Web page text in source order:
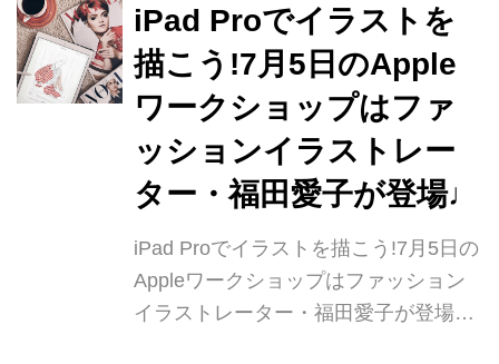
んご本人も可愛いらしい [...]
iPad Proでイラストを
描こう!7月5日のApple
ワークショップはファ
ッションイラストレー
ター・福田愛子が登場♩
iPad Proでイラストを描こう!7月5日の
Appleワークショップはファッション
イラストレーター・福田愛子が登場♩